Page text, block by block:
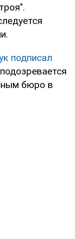
подписал
бюро в